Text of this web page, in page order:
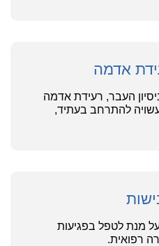
אדמה
העבר, רעידת אדמה
להתרחב בעתיד,
מנת לטפל בפגיעות
רפואית.